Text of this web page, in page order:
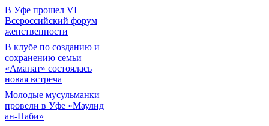
В Уфе прошел VI
Всероссийский форум
женственности
В клубе по созданию и
сохранению семьи
«Аманат» состоялась
новая встреча
Молодые мусульманки
провели в Уфе «Маулид
ан-Наби»